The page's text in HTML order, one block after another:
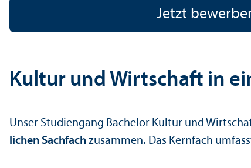
Jetzt
Kultur und Wirtschaft in
Unser Studien­gang Bachelor Kultur und
lichen Sachfach zusammen. Das Kernfach